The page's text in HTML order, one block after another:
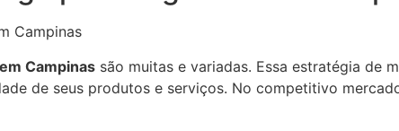
Campinas são muitas e variadas. Essa estratégia de
de seus produtos e serviços. No competitivo